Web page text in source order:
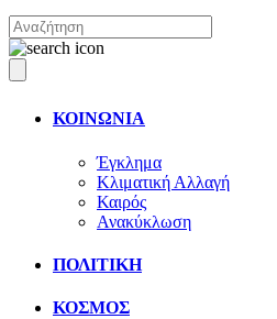
ΚΟΙΝΩΝΙΑ
Έγκλημα
Κλιματική Αλλαγή
Καιρός
Ανακύκλωση
ΠΟΛΙΤΙΚΗ
ΚΟΣΜΟΣ